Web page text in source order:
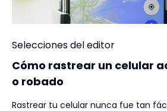
Selecciones del editor
Cómo rastrear un celular
o robado
Rastrear tu celular nunca fue tan